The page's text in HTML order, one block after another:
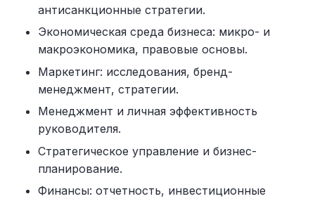
антисанкционные стратегии.
Экономическая среда бизнеса: микро- и
макроэкономика, правовые основы.
Маркетинг: исследования, бренд-
менеджмент, стратегии.
Менеджмент и личная эффективность
руководителя.
Стратегическое управление и бизнес-
планирование.
Финансы: отчетность, инвестиционные